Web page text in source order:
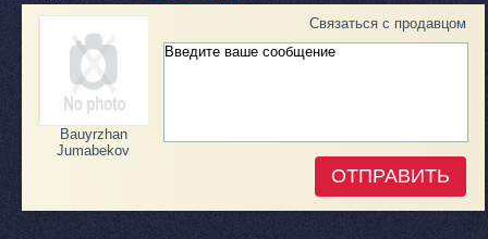
Связаться с продавцом
Bauyrzhan
Jumabekov